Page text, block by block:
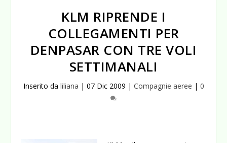
KLM RIPRENDE I
COLLEGAMENTI PER
DENPASAR CON TRE VOLI
SETTIMANALI
Inserito da liliana | 07 Dic 2009 | Compagnie aeree | 0